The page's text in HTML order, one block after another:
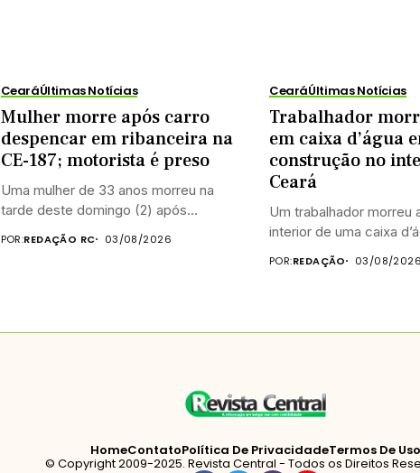
CearáÚltimas Notícias
Mulher morre após carro
despencar em ribanceira na
CE-187; motorista é preso
Uma mulher de 33 anos morreu na
tarde deste domingo (2) após...
POR:REDAÇÃO RC 03/08/2026
CearáÚltimas Notícias
Trabalhador
em caixa d’água
construção no
Ceará
Um trabalhador morreu
interior de uma caixa
POR:REDAÇÃO 03/08/2026
HomeContatoPolítica De PrivacidadeTermos De Uso
© Copyright 2009-2025. Revista Central - Todos os Direitos